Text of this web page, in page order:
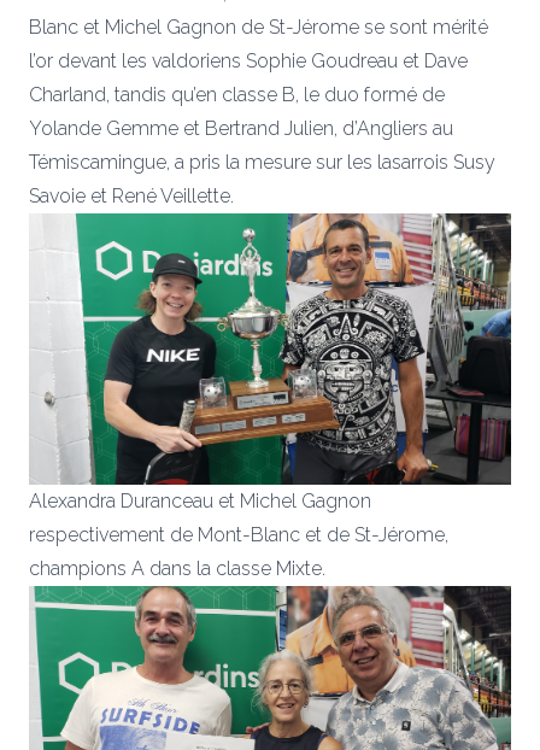
Blanc et Michel Gagnon de St-Jérome se sont mérité
l’or devant les valdoriens Sophie Goudreau et Dave
Charland, tandis qu’en classe B, le duo formé de
Yolande Gemme et Bertrand Julien, d’Angliers au
Témiscamingue, a pris la mesure sur les lasarrois Susy
Savoie et René Veillette.
Alexandra Duranceau et Michel Gagnon
respectivement de Mont-Blanc et de St-Jérome,
champions A dans la classe Mixte.